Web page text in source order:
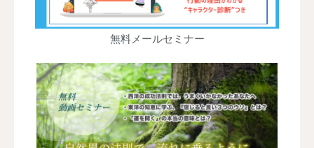
無料メールセミナー